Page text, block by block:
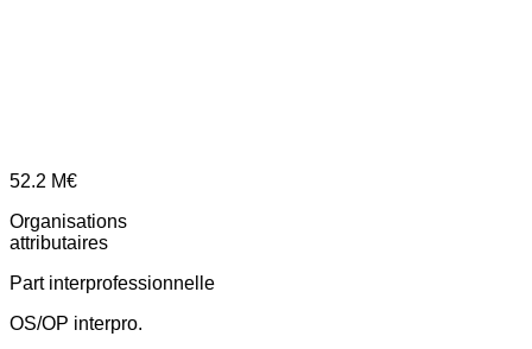
52.2 M€
Organisations
attributaires
Part interprofessionnelle
OS/OP interpro.